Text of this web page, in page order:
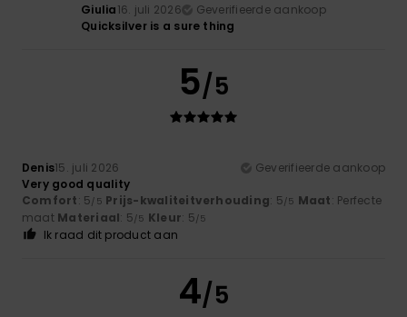
Giulia16. juli 2026
Geverifieerde aankoop
Quicksilver is a sure thing
5/5
Denis15. juli 2026
Geverifieerde aankoop
Very good quality
Comfort: 5/5 Prijs-kwaliteitverhouding: 5/5 Maat: Perfecte
maat Materiaal: 5/5 Kleur: 5/5
Ik raad dit product aan
4/5